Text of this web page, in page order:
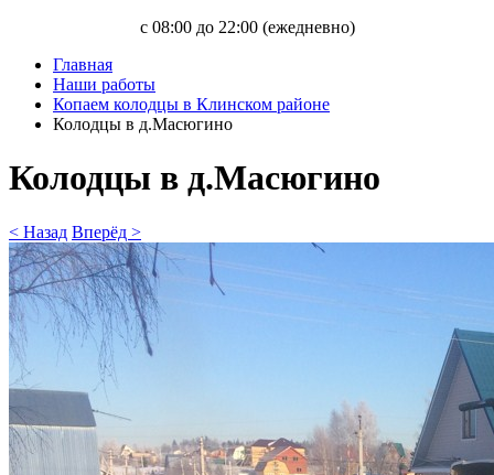
с 08:00 до 22:00 (ежедневно)
Главная
Наши работы
Копаем колодцы в Клинском районе
Колодцы в д.Масюгино
Колодцы в д.Масюгино
< Назад Вперёд >